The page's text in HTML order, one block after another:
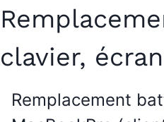
clavier, écran
Remplacement